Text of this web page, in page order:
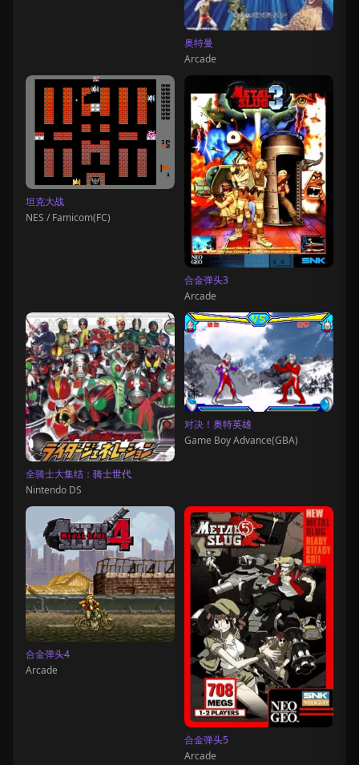
奥特曼
Arcade
坦克大战
NES / Famicom(FC)
合金弹头3
Arcade
全骑士大集结：骑士世代
Nintendo DS
对决！奥特英雄
Game Boy Advance(GBA)
合金弹头4
Arcade
合金弹头5
Arcade